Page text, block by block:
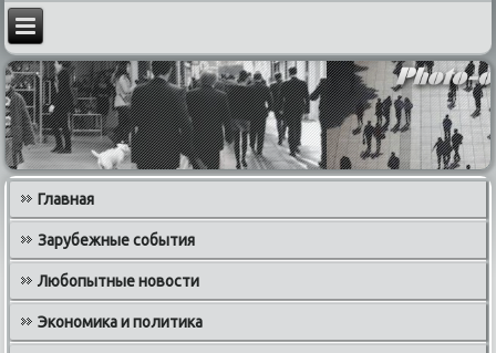
Главная
Зарубежные события
Любопытные новости
Экономика и политика